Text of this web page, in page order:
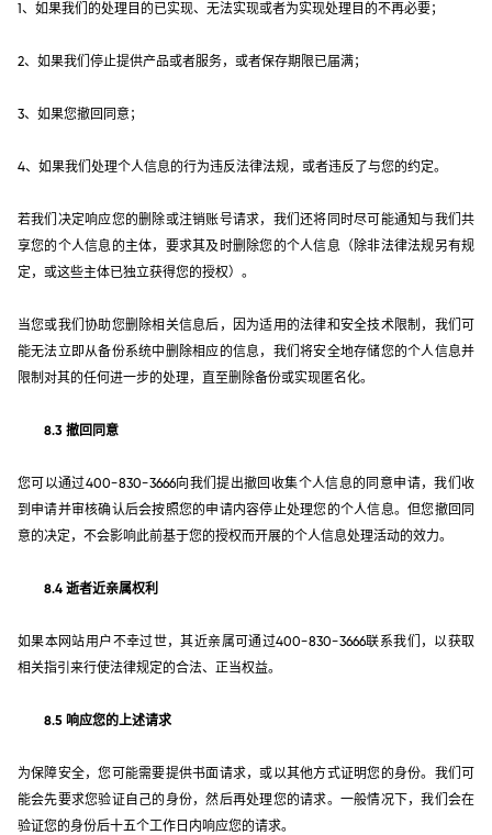
1、如果我们的处理目的已实现、无法实现或者为实现处理目的不再必要；
2、如果我们停止提供产品或者服务，或者保存期限已届满；
3、如果您撤回同意；
4、如果我们处理个人信息的行为违反法律法规，或者违反了与您的约定。
若我们决定响应您的删除或注销账号请求，我们还将同时尽可能通知与我们共
享您的个人信息的主体，要求其及时删除您的个人信息（除非法律法规另有规
定，或这些主体已独立获得您的授权）。
当您或我们协助您删除相关信息后，因为适用的法律和安全技术限制，我们可
能无法立即从备份系统中删除相应的信息，我们将安全地存储您的个人信息并
限制对其的任何进一步的处理，直至删除备份或实现匿名化。
8.3 撤回同意
您可以通过400-830-3666向我们提出撤回收集个人信息的同意申请，我们收
到申请并审核确认后会按照您的申请内容停止处理您的个人信息。但您撤回同
意的决定，不会影响此前基于您的授权而开展的个人信息处理活动的效力。
8.4 逝者近亲属权利
如果本网站用户不幸过世，其近亲属可通过400-830-3666联系我们，以获取
相关指引来行使法律规定的合法、正当权益。
8.5 响应您的上述请求
为保障安全，您可能需要提供书面请求，或以其他方式证明您的身份。我们可
能会先要求您验证自己的身份，然后再处理您的请求。一般情况下，我们会在
验证您的身份后十五个工作日内响应您的请求。